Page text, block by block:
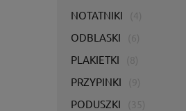
NOTATNIKI
ODBLASKI
PLAKIETKI
PRZYPINKI
PODUSZKI